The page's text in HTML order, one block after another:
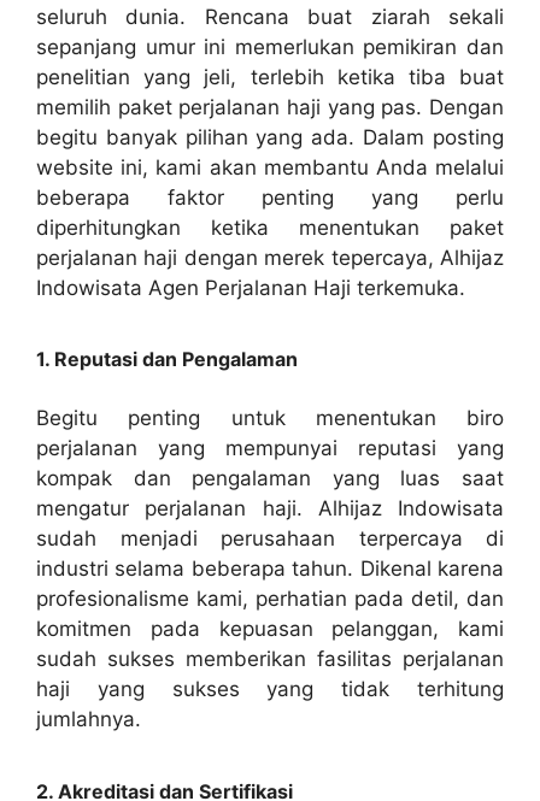
seluruh dunia. Rencana buat ziarah sekali
sepanjang umur ini memerlukan pemikiran dan
penelitian yang jeli, terlebih ketika tiba buat
memilih paket perjalanan haji yang pas. Dengan
begitu banyak pilihan yang ada. Dalam posting
website ini, kami akan membantu Anda melalui
beberapa faktor penting yang perlu
diperhitungkan ketika menentukan paket
perjalanan haji dengan merek tepercaya, Alhijaz
Indowisata Agen Perjalanan Haji terkemuka.
1. Reputasi dan Pengalaman
Begitu penting untuk menentukan biro
perjalanan yang mempunyai reputasi yang
kompak dan pengalaman yang luas saat
mengatur perjalanan haji. Alhijaz Indowisata
sudah menjadi perusahaan terpercaya di
industri selama beberapa tahun. Dikenal karena
profesionalisme kami, perhatian pada detil, dan
komitmen pada kepuasan pelanggan, kami
sudah sukses memberikan fasilitas perjalanan
haji yang sukses yang tidak terhitung
jumlahnya.
2. Akreditasi dan Sertifikasi